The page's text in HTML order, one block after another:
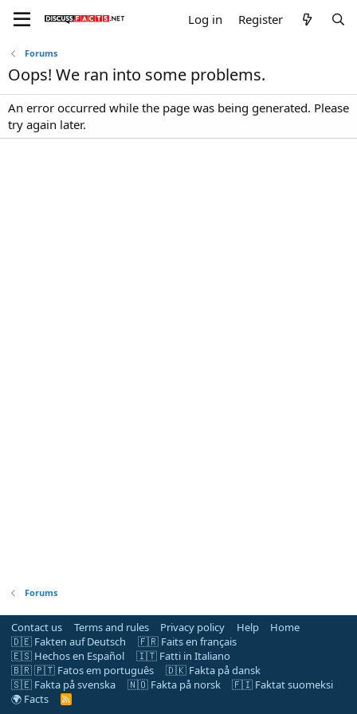
Log in Register
Forums
Oops! We ran into some problems.
An error occurred while the page was being generated. Please
try again later.
Forums
Contact us Terms and rules Privacy policy Help
Home
🇩🇪 Fakten auf Deutsch
🇫🇷 Faits en français
🇪🇸 Hechos en Español
🇮🇹 Fatti in Italiano
🇧🇷 🇵🇹 Fatos em português
🇩🇰 Fakta på dansk
🇸🇪 Fakta på svenska
🇳🇴 Fakta på norsk
🇫🇮 Faktat suomeksi
🌍 Facts
R